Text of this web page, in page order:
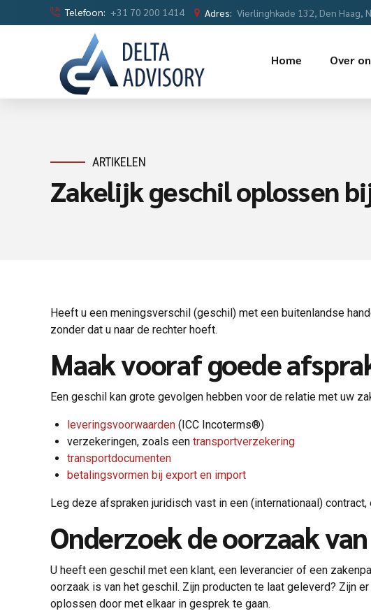
Telefoon: +31 70 200 1414 Adres: Vierlinghkade 132, Den Haag,
Home Over
ARTIKELEN
Zakelijk geschil oplossen
Heeft u een meningsverschil (geschil) met een buitenlandse
zonder dat u naar de rechter hoeft.
Maak vooraf goede
Een geschil kan grote gevolgen hebben voor de relatie met uw
leveringsvoorwaarden (ICC Incoterms®)
verzekeringen, zoals een transportverzekering
transportdocumenten
betalingsvormen bij export en import
Leg deze afspraken juridisch vast in een (internationaal)
Onderzoek de oorzaak
U heeft een geschil met een klant, een leverancier of een
oorzaak is van het geschil. Zijn producten te laat geleverd? Zijn
oplossen door met elkaar in gesprek te gaan.